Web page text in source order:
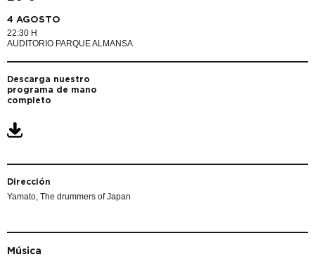
4 AGOSTO
22:30 H
AUDITORIO PARQUE ALMANSA
Descarga nuestro
programa de mano
completo
Dirección
Yamato, The drummers of Japan
Música